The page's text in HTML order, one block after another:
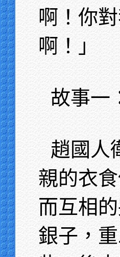
啊！你
啊！」
故事一
趙國人
親的衣
而互相
銀子，